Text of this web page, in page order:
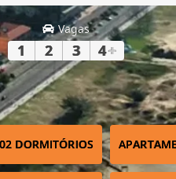
Vagas
1 2 3 4+
DORMITÓRIOS